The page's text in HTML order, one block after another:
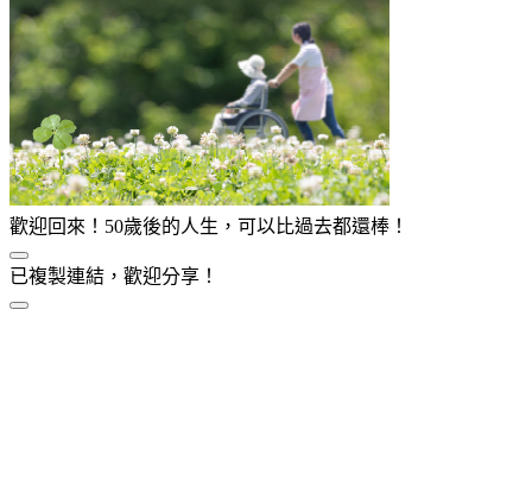
歡迎回來！50歲後的人生，可以比過去都還棒！
已複製連結，歡迎分享！